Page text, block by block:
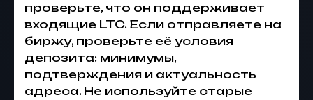
проверьте, что он поддерживает
входящие LTC. Если отправляете на
биржу, проверьте её условия
депозита: минимумы,
подтверждения и актуальность
адреса. Не используйте старые